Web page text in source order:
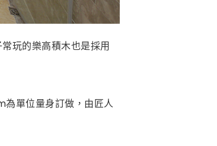
玩的樂高積木也是採用
為單位量身訂做，由匠人